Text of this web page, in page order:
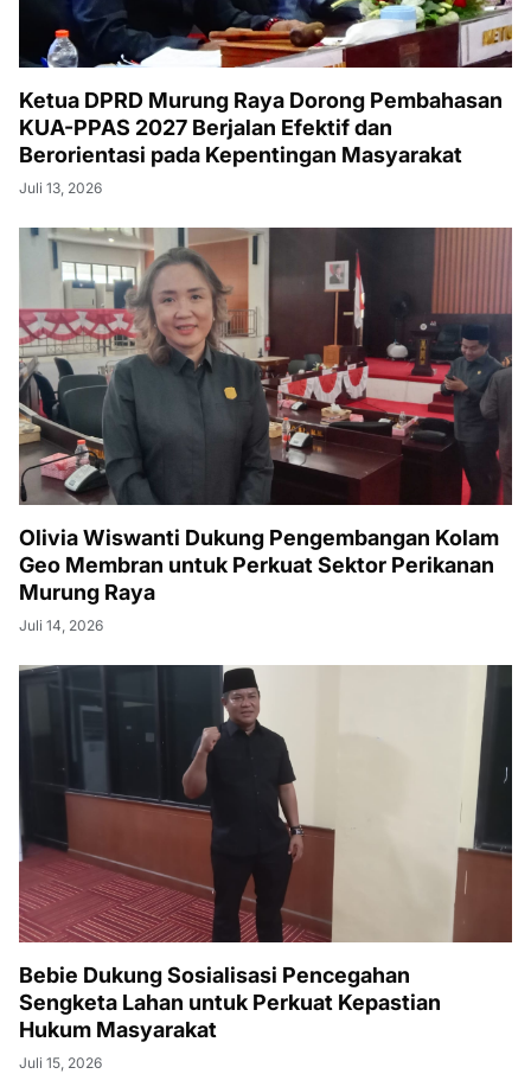
Ketua DPRD Murung Raya Dorong Pembahasan
KUA-PPAS 2027 Berjalan Efektif dan
Berorientasi pada Kepentingan Masyarakat
Juli 13, 2026
Olivia Wiswanti Dukung Pengembangan Kolam
Geo Membran untuk Perkuat Sektor Perikanan
Murung Raya
Juli 14, 2026
Bebie Dukung Sosialisasi Pencegahan
Sengketa Lahan untuk Perkuat Kepastian
Hukum Masyarakat
Juli 15, 2026